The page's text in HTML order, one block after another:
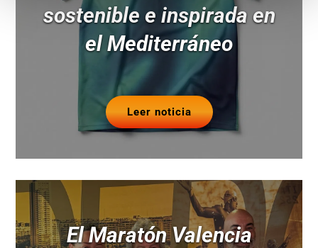
sostenible e inspirada en
el Mediterráneo
Leer noticia
El Maratón Valencia